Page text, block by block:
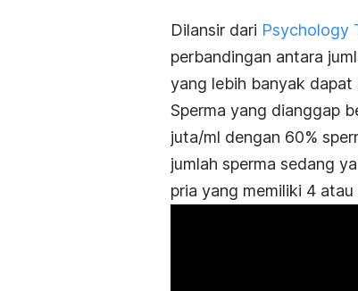
Dilansir dari Psychology
perbandingan antara
yang lebih banyak
Sperma yang dianggap
juta/ml dengan 60%
jumlah sperma sedang
pria yang memiliki 4